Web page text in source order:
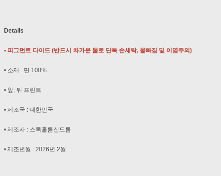
Details
• 피그먼트 다이드 (반드시 차가운 물로 단독 손세탁, 물빠짐 및 이염주의)
• 소재 : 면 100%
• 앞, 뒤 프린트
• 제조국 : 대한민국
• 제조사 : 스톡홀름신드롬
• 제조년월 : 2026년 2월